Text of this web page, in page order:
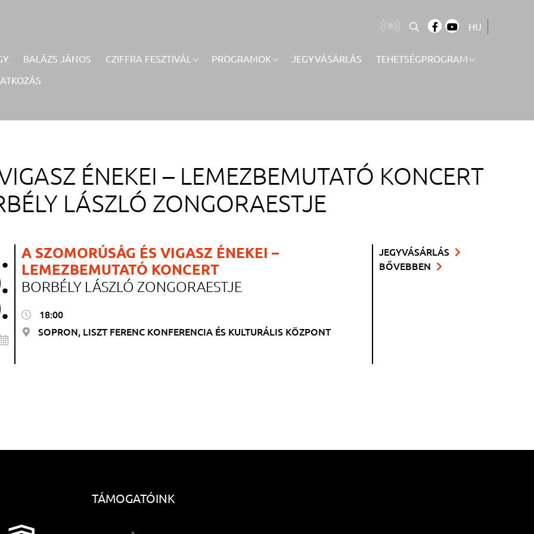
HU
BALÁZS JÁNOS CZIFFRA FESZTIVÁL PROGRAMOK JEGYVÁSÁRLÁS
TEHETSÉGPROGRAM
ÉNEKEI – LEMEZBEMUTATÓ KONCERT
LÁSZLÓ ZONGORAESTJE
A SZOMORÚSÁG ÉS VIGASZ ÉNEKEI –
LEMEZBEMUTATÓ KONCERT
BORBÉLY LÁSZLÓ ZONGORAESTJE
18:00
SOPRON, LISZT FERENC KONFERENCIA ÉS KULTURÁLIS KÖZPONT
JEGYVÁSÁRLÁS
BŐVEBBEN
TÁMOGATÓINK